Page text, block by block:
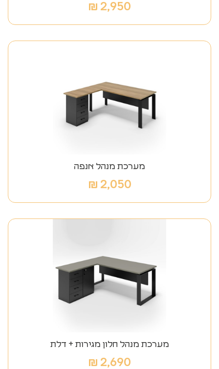
2,950
₪
מערכת מנהל אנפה
2,050
₪
מערכת מנהל חלון מגירות + דלת
2,690
₪